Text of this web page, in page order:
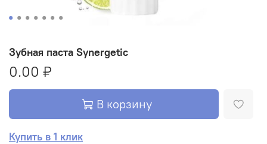
Зубная паста Synergetic
0.00 ₽
В корзину
Купить в 1 клик